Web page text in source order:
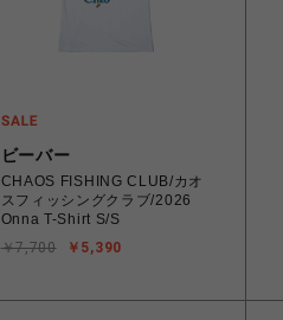
ビーバー
CHAOS FISHING CLUB/カオ
スフィッシングクラブ/2026
Onna T-Shirt S/S
￥5,390
￥7,700